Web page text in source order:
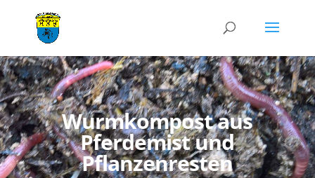
Wurmkompost aus
Pferdemist und
Pflanzenresten